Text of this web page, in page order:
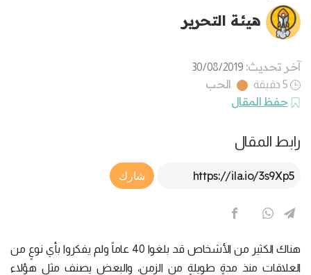
هيئة التحرير
آخر تحديث: 30/08/2019
5 دقيقة
الحب
حفظ المقال
رابط المقال
Article Link
شارك
هناك الكثير من الأشخاص قد بلغوا 40 عاماً ولم يفكروا بأي نوعٍ من
العلاقات منذ مدةٍ طويلةٍ من الزمن، والبعض يصنف مثل هؤلاء